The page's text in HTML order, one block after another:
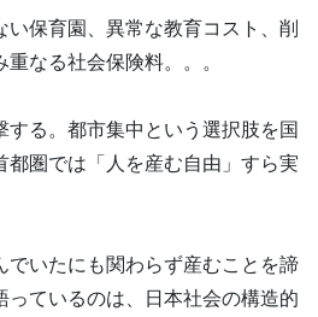
保育園、異常な教育コスト、削
なる社会保険料。。。
る。都市集中という選択肢を国
都圏では「人を産む自由」すら実
でいたにも関わらず産むことを諦
っているのは、日本社会の構造的